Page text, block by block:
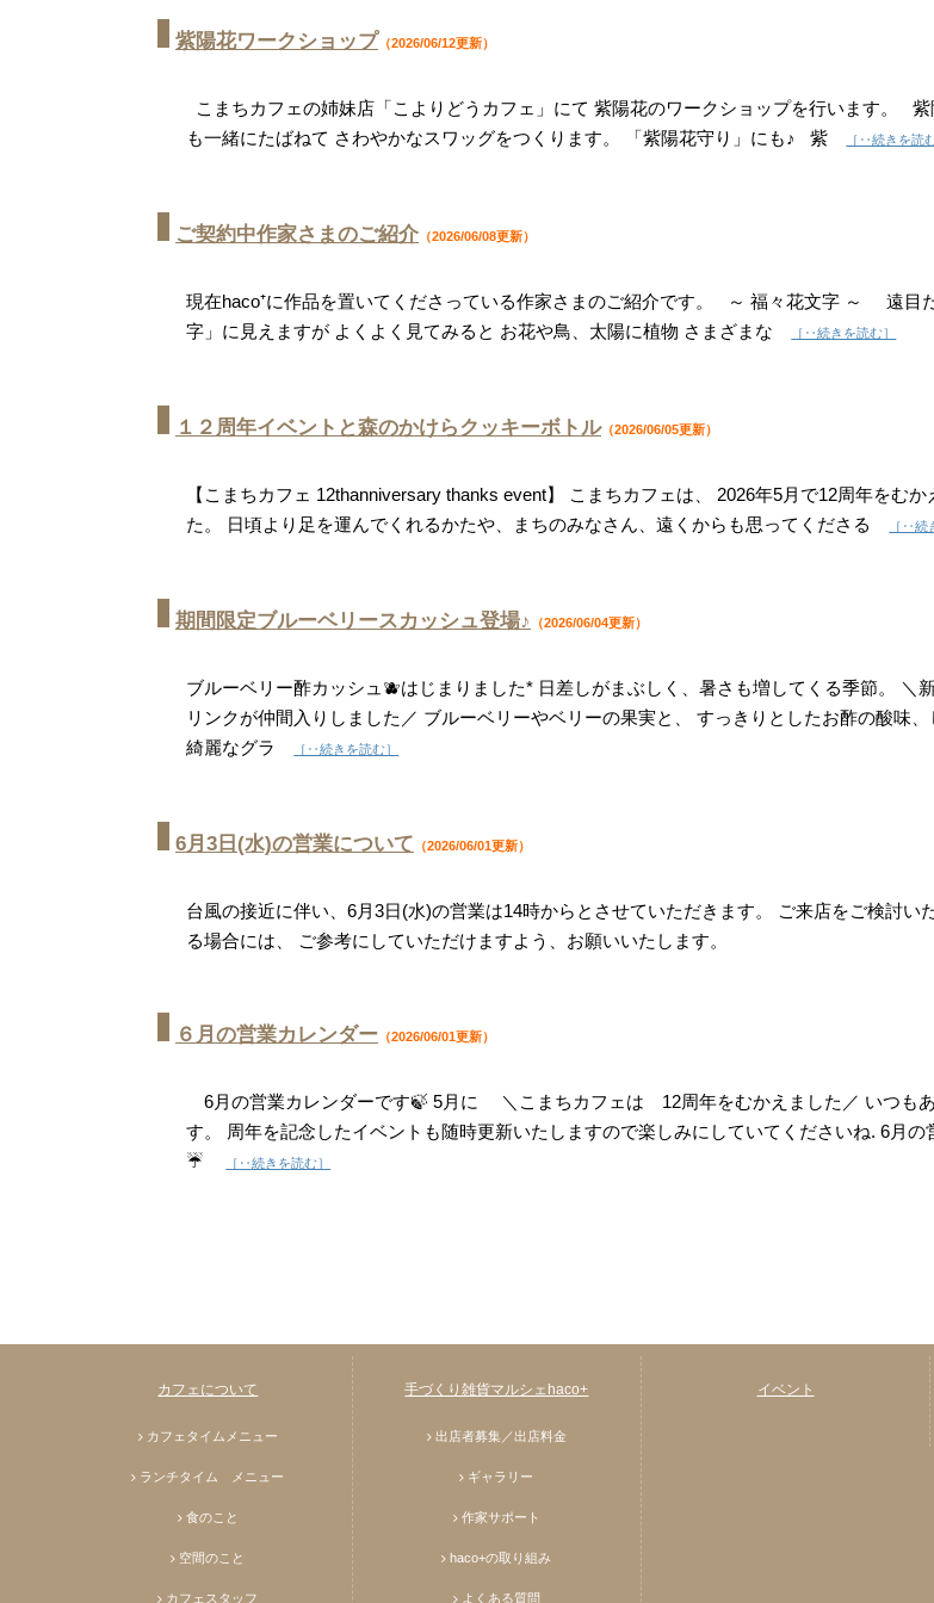
紫陽花ワークショップ （2026/06/12更新）
こまちカフェの姉妹店「こよりどうカフェ」にて 紫陽花のワークショップを行います。
も一緒にたばねて さわやかなスワッグをつくります。 「紫陽花守り」にも♪ 紫
［‥続きを読む
ご契約中作家さまのご紹介 （2026/06/08更新）
現在haco⁺に作品を置いてくださっている作家さまのご紹介です。 ～ 福々花文字 ～ 遠目
字」に見えますが よくよく見てみると お花や鳥、太陽に植物 さまざまな
［‥続きを読む］
１２周年イベントと森のかけらクッキーボトル（2026/06/05更新）
【こまちカフェ 12thanniversary thanks event】 こまちカフェは、 2026年5月で12周年をむ
た。 日頃より足を運んでくれるかたや、まちのみなさん、遠くからも思ってくださる
［‥続
期間限定ブルーベリースカッシュ登場♪ （2026/06/04更新）
ブルーベリー酢カッシュ🫐はじまりました* 日差しがまぶしく、暑さも増してくる季節。 ＼
リンクが仲間入りしました／ ブルーベリーやベリーの果実と、 すっきりとしたお酢の酸味、
綺麗なグラ
［‥続きを読む］
6月3日(水)の営業について （2026/06/01更新）
台風の接近に伴い、6月3日(水)の営業は14時からとさせていただきます。 ご来店をご検討い
る場合には、 ご参考にしていただけますよう、お願いいたします。
６月の営業カレンダー （2026/06/01更新）
6月の営業カレンダーです🍃 5月に ＼こまちカフェは 12周年をむかえました／ いつもあ
す。 周年を記念したイベントも随時更新いたしますので楽しみにしていてくださいね. 6月の
☔️
［‥続きを読む］
カフェについて
カフェタイムメニュー
ランチタイム メニュー
食のこと
空間のこと
カフェスタッフ
手づくり雑貨マルシェhaco+
出店者募集／出店料金
ギャラリー
作家サポート
haco+の取り組み
よくある質問
イベント